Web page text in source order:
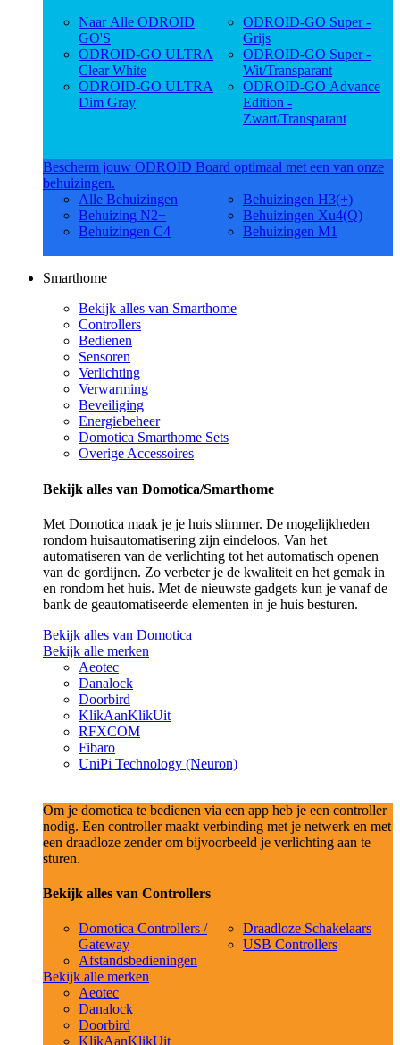
Naar Alle ODROID
GO'S
ODROID-GO ULTRA
Clear White
ODROID-GO ULTRA
Dim Gray
ODROID-GO Super -
Grijs
ODROID-GO Super -
Wit/Transparant
ODROID-GO Advance
Edition -
Zwart/Transparant
Bescherm jouw ODROID Board optimaal met een van onze
behuizingen.
Alle Behuizingen
Behuizing N2+
Behuizingen C4
Behuizingen H3(+)
Behuizingen Xu4(Q)
Behuizingen M1
Smarthome
Bekijk alles van Smarthome
Controllers
Bedienen
Sensoren
Verlichting
Verwarming
Beveiliging
Energiebeheer
Domotica Smarthome Sets
Overige Accessoires
Bekijk alles van Domotica/Smarthome
Met Domotica maak je je huis slimmer. De mogelijkheden
rondom huisautomatisering zijn eindeloos. Van het
automatiseren van de verlichting tot het automatisch openen
van de gordijnen. Zo verbeter je de kwaliteit en het gemak in
en rondom het huis. Met de nieuwste gadgets kun je vanaf de
bank de geautomatiseerde elementen in je huis besturen.
Bekijk alles van Domotica
Bekijk alle merken
Aeotec
Danalock
Doorbird
KlikAanKlikUit
RFXCOM
Fibaro
UniPi Technology (Neuron)
Om je domotica te bedienen via een app heb je een controller
nodig. Een controller maakt verbinding met je netwerk en met
een draadloze zender om bijvoorbeeld je verlichting aan te
sturen.
Bekijk alles van Controllers
Domotica Controllers /
Gateway
Afstandsbedieningen
Draadloze Schakelaars
USB Controllers
Bekijk alle merken
Aeotec
Danalock
Doorbird
KlikAanKlikUit